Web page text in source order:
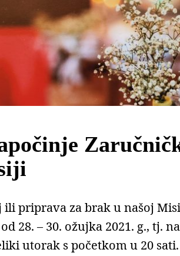
priprava za brak u našoj
28. – 30. ožujka 2021. g., tj.
utorak s početkom u 20 sati.